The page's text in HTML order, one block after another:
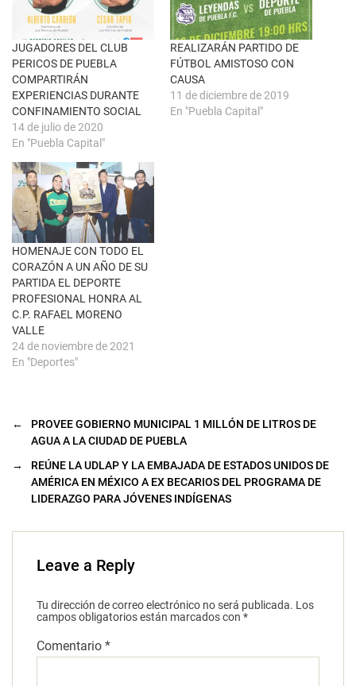
n
a
v
e
n
t
a
n
a
n
u
e
v
a
)
o
k
(
S
e
a
b
r
e
e
n
u
n
a
v
e
n
t
a
n
a
n
u
e
v
a
)
JUGADORES DEL CLUB
PERICOS DE PUEBLA
COMPARTIRÁN
EXPERIENCIAS DURANTE
CONFINAMIENTO SOCIAL
14 de julio de 2020
En "Puebla Capital"
REALIZARÁN PARTIDO DE
FÚTBOL AMISTOSO CON
CAUSA
11 de diciembre de 2019
En "Puebla Capital"
HOMENAJE CON TODO EL
CORAZÓN A UN AÑO DE SU
PARTIDA EL DEPORTE
PROFESIONAL HONRA AL
C.P. RAFAEL MORENO
VALLE
24 de noviembre de 2021
En "Deportes"
←
PROVEE GOBIERNO MUNICIPAL 1 MILLÓN DE LITROS DE
AGUA A LA CIUDAD DE PUEBLA
→
REÚNE LA UDLAP Y LA EMBAJADA DE ESTADOS UNIDOS DE
AMÉRICA EN MÉXICO A EX BECARIOS DEL PROGRAMA DE
LIDERAZGO PARA JÓVENES INDÍGENAS
Leave a Reply
Tu dirección de correo electrónico no será publicada. Los
campos obligatorios están marcados con *
Comentario *